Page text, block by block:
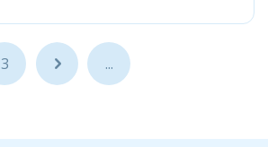
3 ... ...